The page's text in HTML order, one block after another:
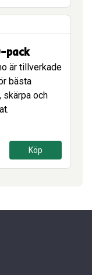
pack
är tillverkade
bästa
skärpa och
Köp